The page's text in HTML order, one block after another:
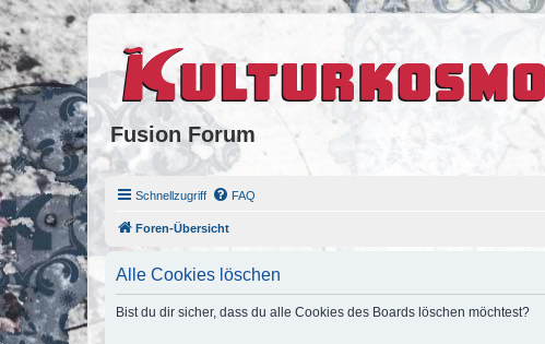
Fusion Forum
Schnellzugriff FAQ
Foren-Übersicht
Alle Cookies löschen
Bist du dir sicher, dass du alle Cookies des Boards löschen möchtest?